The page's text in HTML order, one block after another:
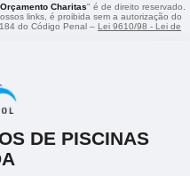
Charitas" é de direito reservado.
links, é proibida sem a autorização do
do Código Penal – Lei 9610/98 - Lei de
DE PISCINAS